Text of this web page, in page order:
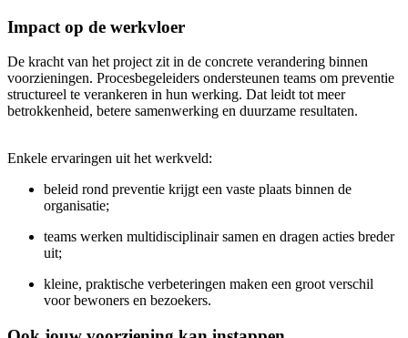
Impact op de werkvloer
De kracht van het project zit in de concrete verandering binnen
voorzieningen. Procesbegeleiders ondersteunen teams om preventie
structureel te verankeren in hun werking. Dat leidt tot meer
betrokkenheid, betere samenwerking en duurzame resultaten.
Enkele ervaringen uit het werkveld:
beleid rond preventie krijgt een vaste plaats binnen de
organisatie;
teams werken multidisciplinair samen en dragen acties breder
uit;
kleine, praktische verbeteringen maken een groot verschil
voor bewoners en bezoekers.